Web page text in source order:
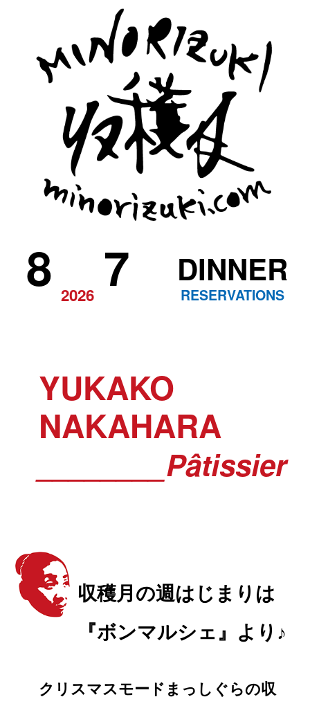
2026
8 7 RESERVATIONS
DINNER
YUKAKO
NAKAHARA
________Pâtissier
収穫月の週はじまりは
『ボンマルシェ』より♪
クリスマスモードまっしぐらの収